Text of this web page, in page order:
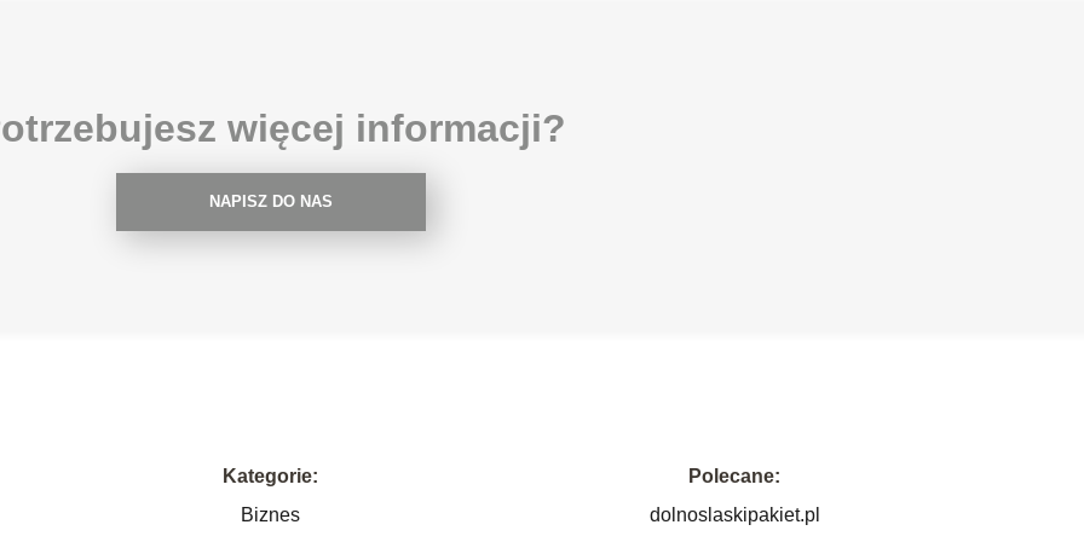
więcej informacji?
NAPISZ DO NAS
Kategorie:
Biznes
Polecane:
dolnoslaskipakiet.pl